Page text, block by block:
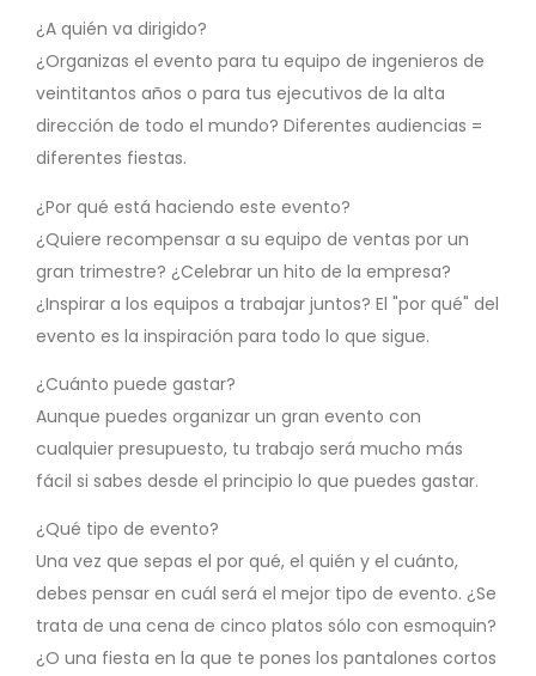
¿A quién va dirigido?
¿Organizas el evento para tu equipo de ingenieros de
veintitantos años o para tus ejecutivos de la alta
dirección de todo el mundo? Diferentes audiencias =
diferentes fiestas.
¿Por qué está haciendo este evento?
¿Quiere recompensar a su equipo de ventas por un
gran trimestre? ¿Celebrar un hito de la empresa?
¿Inspirar a los equipos a trabajar juntos? El "por qué" del
evento es la inspiración para todo lo que sigue.
¿Cuánto puede gastar?
Aunque puedes organizar un gran evento con
cualquier presupuesto, tu trabajo será mucho más
fácil si sabes desde el principio lo que puedes gastar.
¿Qué tipo de evento?
Una vez que sepas el por qué, el quién y el cuánto,
debes pensar en cuál será el mejor tipo de evento. ¿Se
trata de una cena de cinco platos sólo con esmoquin?
¿O una fiesta en la que te pones los pantalones cortos